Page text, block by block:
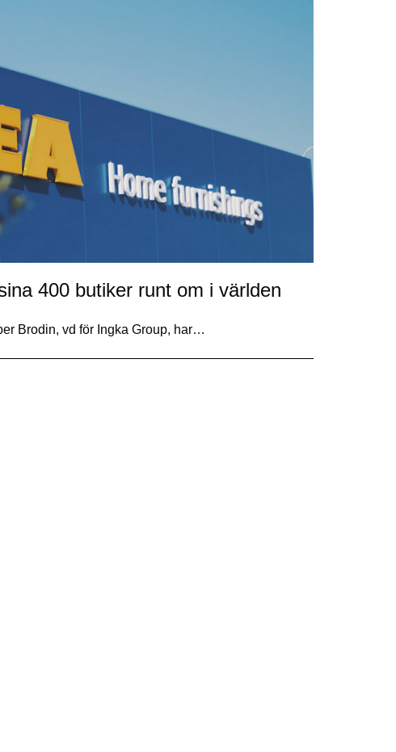
400 butiker runt om i världen
Brodin, vd för Ingka Group, har…